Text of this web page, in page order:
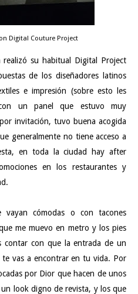
Digital Couture Project
realizó su habitual Digital Project
de los diseñadores latinos
e impresión (sobre esto les
un panel que estuvo muy
invitación, tuvo buena acogida
generalmente no tiene acceso a
en toda la ciudad hay after
en los restaurantes y
vayan cómodas o con tacones
me muevo en metro y los pies
contar con que la entrada de un
te vas a encontrar en tu vida. Por
por Dior que hacen de unos
look digno de revista, y los que